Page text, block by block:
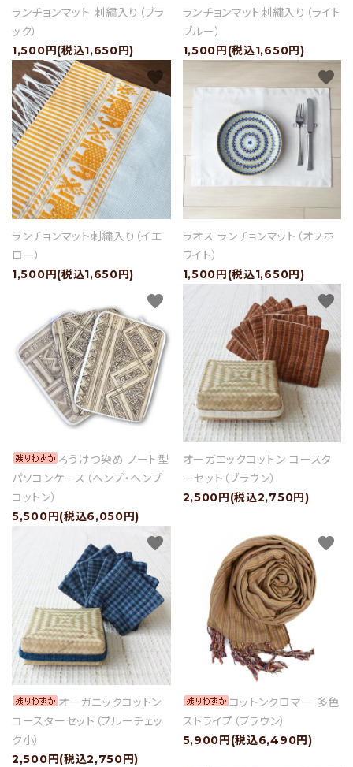
私たちについて
店舗情報
パートナーブランド
ショップブログ
- ご利用ガイド
- まとめ買いでお得
- お支払い方法について
- 配送方法・送料について
- 返品について
- 特定商取引法に基づく表記
- プライバシーポリシー
- 会員登録・メルマガ登録
- 運営会社
- お問い合わせ
ランチョンマット 刺繍入り（ブラ
ック）
1,500円(税込1,650円)
ランチョンマット刺繍入り（ライト
ブルー）
1,500円(税込1,650円)
ランチョンマット刺繍入り（イエ
ロー）
1,500円(税込1,650円)
favorite
ラオス ランチョンマット（オフホ
ワイト）
1,500円(税込1,650円)
favorite
ろうけつ染め ノート型
パソコンケース（ヘンプ・ヘンプ
コットン）
5,500円(税込6,050円)
favorite
オーガニックコットン コースタ
ーセット（ブラウン）
2,500円(税込2,750円)
favorite
オーガニックコットン
コースターセット（ブルーチェッ
ク小）
2,500円(税込2,750円)
favorite
コットンクロマー 多色
ストライプ（ブラウン）
5,900円(税込6,490円)
favorite